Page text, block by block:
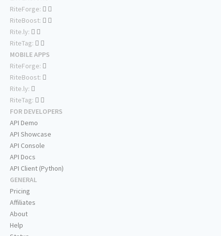
RiteForge:
RiteBoost:
Rite.ly:
RiteTag:
MOBILE APPS
RiteForge:
RiteBoost:
Rite.ly:
RiteTag:
FOR DEVELOPERS
API Demo
API Showcase
API Console
API Docs
API Client (Python)
GENERAL
Pricing
Affiliates
About
Help